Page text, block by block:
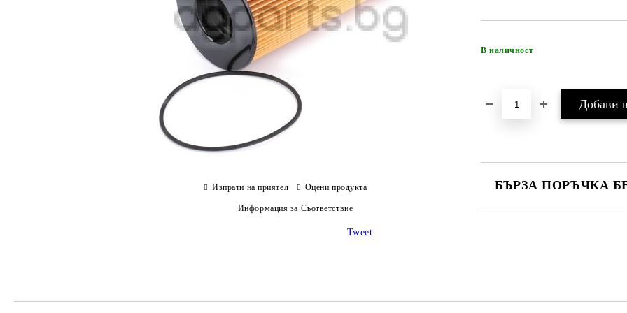
В наличност
БЪРЗА ПОРЪЧКА
Изпрати на приятел Оцени продукта
Информация за Съответствие
Tweet